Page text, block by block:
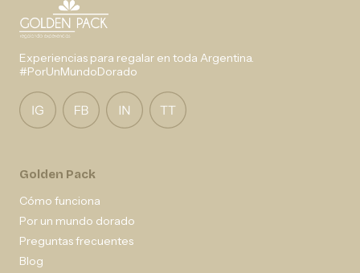
Experiencias para regalar en toda Argentina.
#PorUnMundoDorado
Golden Pack
Cómo funciona
Por un mundo dorado
Preguntas frecuentes
Blog